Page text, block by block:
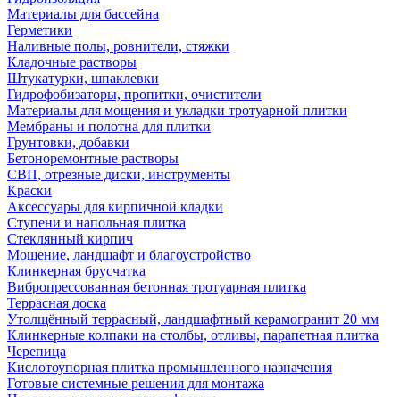
Материалы для бассейна
Герметики
Наливные полы, ровнители, стяжки
Кладочные растворы
Штукатурки, шпаклевки
Гидрофобизаторы, пропитки, очистители
Материалы для мощения и укладки тротуарной плитки
Мембраны и полотна для плитки
Грунтовки, добавки
Бетоноремонтные растворы
СВП, отрезные диски, инструменты
Краски
Аксессуары для кирпичной кладки
Ступени и напольная плитка
Cтеклянный кирпич
Мощение, ландшафт и благоустройство
Клинкерная брусчатка
Вибропрессованная бетонная тротуарная плитка
Террасная доска
Утолщённый террасный, ландшафтный керамогранит 20 мм
Клинкерные колпаки на столбы, отливы, парапетная плитка
Черепица
Кислотоупорная плитка промышленного назначения
Готовые системные решения для монтажа